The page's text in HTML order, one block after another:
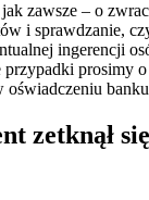
zawsze – o
i sprawdzanie,
ingerencji
przypadki prosimy
oświadczeniu
zetknął